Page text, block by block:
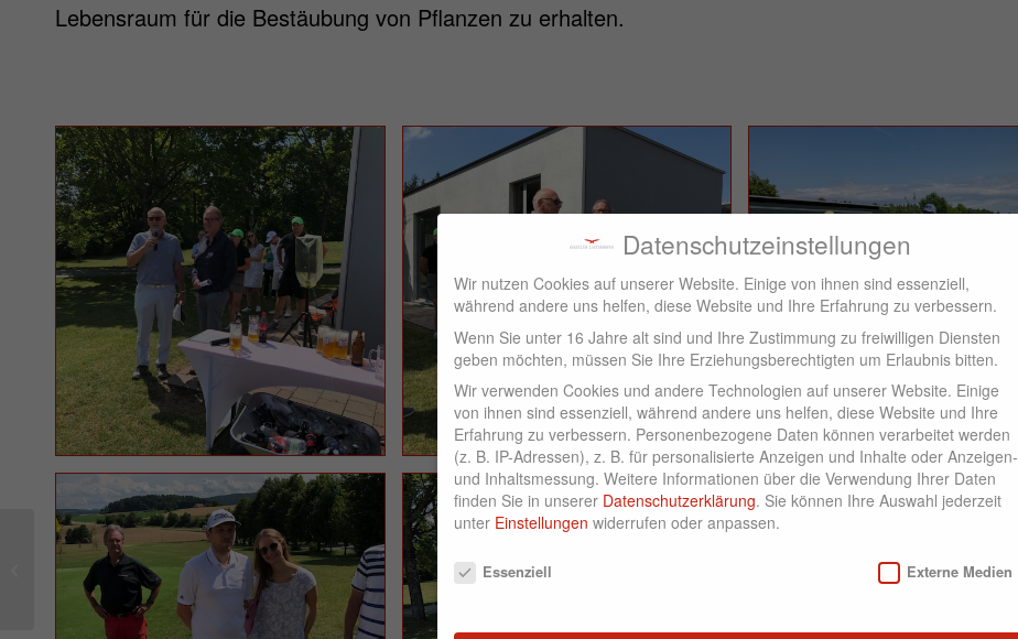
Lebensraum für die Bestäubung von Pflanzen zu erhalten.
Kindermannschaft
siegreich!
Datenschutzeinstellungen
Wir nutzen Cookies auf unserer Website. Einige von ihnen sind essenziell,
während andere uns helfen, diese Website und Ihre Erfahrung zu verbessern.
Wenn Sie unter 16 Jahre alt sind und Ihre Zustimmung zu freiwilligen Diensten
geben möchten, müssen Sie Ihre Erziehungsberechtigten um Erlaubnis bitten.
Wir verwenden Cookies und andere Technologien auf unserer Website. Einige
von ihnen sind essenziell, während andere uns helfen, diese Website und Ihre
Erfahrung zu verbessern. Personenbezogene Daten können verarbeitet werden
(z. B. IP-Adressen), z. B. für personalisierte Anzeigen und Inhalte oder Anzeigen-
und Inhaltsmessung. Weitere Informationen über die Verwendung Ihrer Daten
finden Sie in unserer Datenschutzerklärung. Sie können Ihre Auswahl jederzeit
unter Einstellungen widerrufen oder anpassen.
Datenschutzeinstellungen
Essenziell Externe Medien